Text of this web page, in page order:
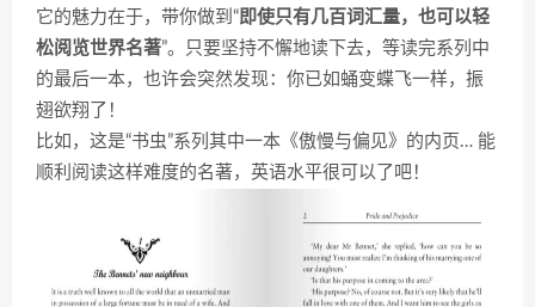
它的魅力在于，带你做到“ 即使只有几百词汇量，也可以轻
松阅览世界名著”。只要坚持不懈地读下去，等读完系列中
的最后一本，也许会突然发现：你已如蛹变蝶飞一样，振
翅欲翔了！
比如，这是“书虫”系列其中一本《傲慢与偏见》的内页… 能
顺利阅读这样难度的名著，英语水平很可以了吧！